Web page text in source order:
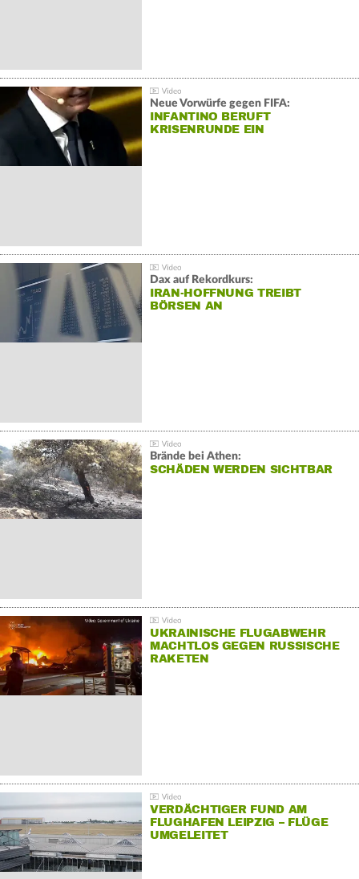
Neue Vorwürfe gegen FIFA:
INFANTINO BERUFT
KRISENRUNDE EIN
Dax auf Rekordkurs:
IRAN-HOFFNUNG TREIBT
BÖRSEN AN
Brände bei Athen:
SCHÄDEN WERDEN SICHTBAR
UKRAINISCHE FLUGABWEHR
MACHTLOS GEGEN RUSSISCHE
RAKETEN
VERDÄCHTIGER FUND AM
FLUGHAFEN LEIPZIG – FLÜGE
UMGELEITET